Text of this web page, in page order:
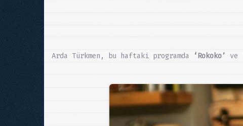
Arda Türkmen, bu haftaki programda ‘Rokoko’ ve